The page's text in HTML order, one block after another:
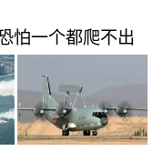
怕一个都爬不出